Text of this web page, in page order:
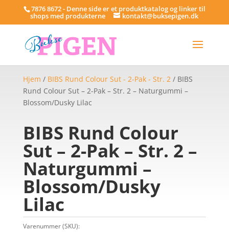
7876 8672 - Denne side er et produktkatalog og linker til
shops med produkterne kontakt@buksepigen.dk
Hjem / BIBS Rund Colour Sut - 2-Pak - Str. 2/ BIBS
Rund Colour Sut – 2-Pak – Str. 2 – Naturgummi –
Blossom/Dusky Lilac
BIBS Rund Colour
Sut – 2-Pak – Str. 2 –
Naturgummi –
Blossom/Dusky
Lilac
Varenummer (SKU):